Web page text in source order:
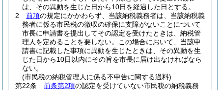
は、その異動を生じた日から10日を経過した日とする。
2
前項の規定にかかわらず、当該納税義務者は、当該納税義
務者に係る市民税の徴収の確保に支障がないことについて
市長に申請書を提出してその認定を受けたときは、納税管
理人を定めることを要しない。
この場合において、当該申
請書に記載した事項に異動を生じたときは、その異動を生
じた日から10日以内にその旨を市長に届け出なければなら
ない。
(市民税の納税管理人に係る不申告に関する過料)
第22条
前条第2項の認定を受けていない市民税の納税義務